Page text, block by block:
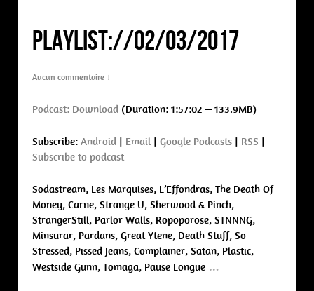
PLAYLIST://02/03/2017
Aucun commentaire ↓
Podcast: Download (Duration: 1:57:02 — 133.9MB)
Subscribe: Android | Email | Google Podcasts | RSS |
Subscribe to podcast
Sodastream, Les Marquises, L’Effondras, The Death Of
Money, Carne, Strange U, Sherwood & Pinch,
StrangerStill, Parlor Walls, Ropoporose, STNNNG,
Minsurar, Pardans, Great Ytene, Death Stuff, So
Stressed, Pissed Jeans, Complainer, Satan, Plastic,
Westside Gunn, Tomaga, Pause Longue …